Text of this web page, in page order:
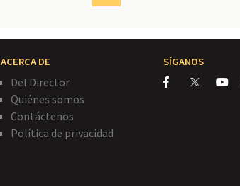
ACERCA DE
Del Director
Quiénes somos
Contáctenos
Política de privacidad
SÍGANOS